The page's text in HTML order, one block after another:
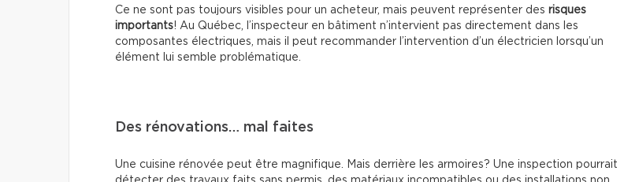
Ce ne sont pas toujours visibles pour un acheteur, mais peuvent représenter des risques
importants! Au Québec, l’inspecteur en bâtiment n’intervient pas directement dans les
composantes électriques, mais il peut recommander l’intervention d’un électricien lorsqu’un
élément lui semble problématique.
Des rénovations… mal faites
Une cuisine rénovée peut être magnifique. Mais derrière les armoires? Une inspection pourrait